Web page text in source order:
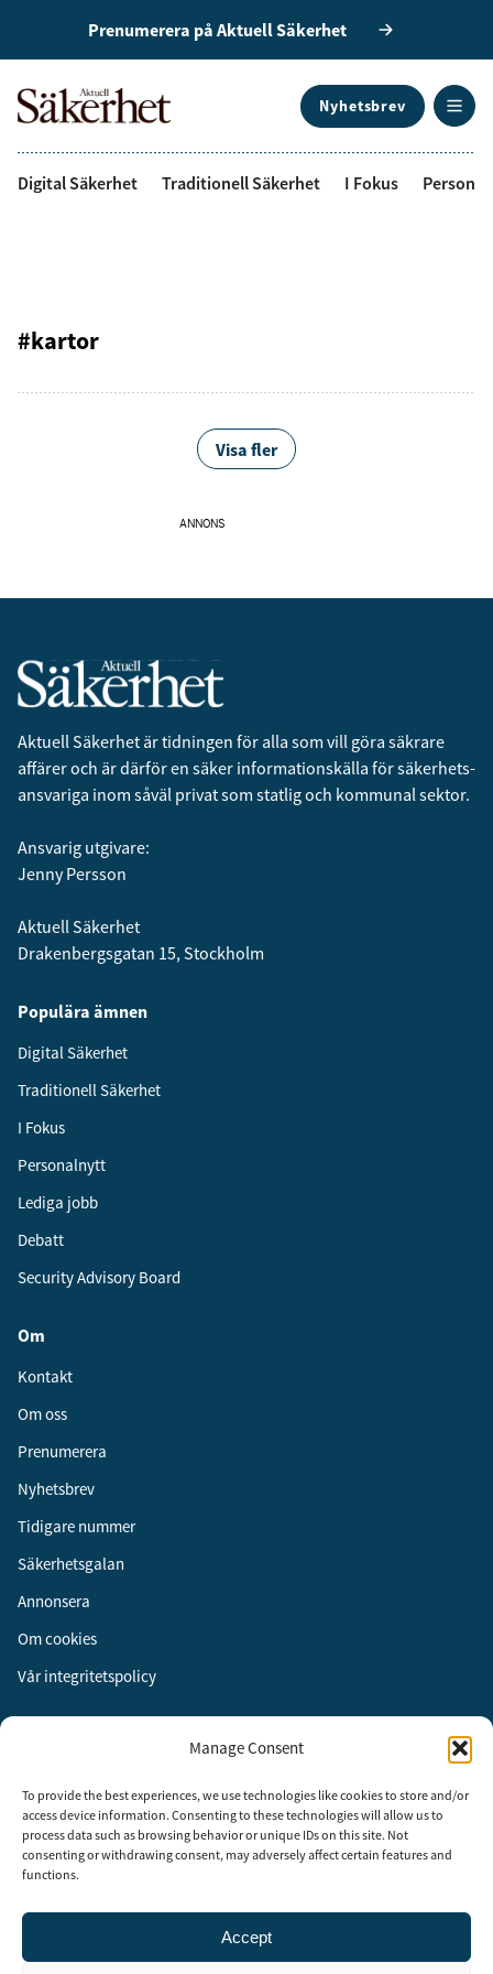
Manage Consent
To provide the best experiences, we use technologies like cookies to store and/or
access device information. Consenting to these technologies will allow us to
process data such as browsing behavior or unique IDs on this site. Not
consenting or withdrawing consent, may adversely affect certain features and
functions.
Accept
Prenumerera på Aktuell Säkerhet
Nyhetsbrev
Digital Säkerhet Traditionell Säkerhet I Fokus
#kartor
Visa fler
ANNONS
Aktuell Säkerhet är tidningen för alla som vill göra säkrare
affärer och är därför en säker informationskälla för säkerhets­
ansvariga inom såväl privat som statlig och kommunal sektor.
Ansvarig utgivare:
Jenny Persson
Aktuell Säkerhet
Drakenbergsgatan 15, Stockholm
Populära ämnen
Digital Säkerhet
Traditionell Säkerhet
I Fokus
Personalnytt
Lediga jobb
Debatt
Security Advisory Board
Om
Kontakt
Om oss
Prenumerera
Nyhetsbrev
Tidigare nummer
Säkerhetsgalan
Annonsera
Om cookies
Vår integritetspolicy
Instagram
LinkedIn